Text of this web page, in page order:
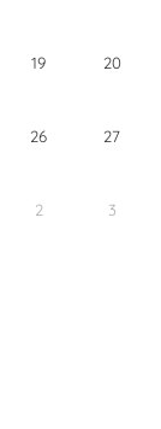
19 20
26 27
2 3